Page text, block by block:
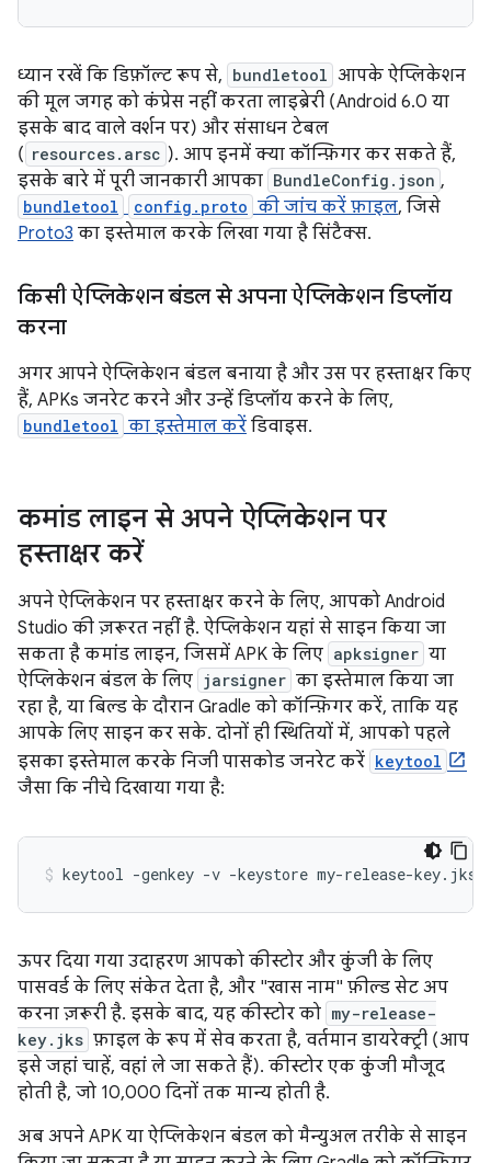
ध्यान रखें कि डिफ़ॉल्ट रूप से, bundletool आपके ऐप्लिकेशन
की मूल जगह को कंप्रेस नहीं करता लाइब्रेरी (Android 6.0 या
इसके बाद वाले वर्शन पर) और संसाधन टेबल
( resources.arsc ). आप इनमें क्या कॉन्फ़िगर कर सकते हैं,
इसके बारे में पूरी जानकारी आपका BundleConfig.json ,
bundletool config.proto की जांच करें फ़ाइल, जिसे
Proto3 का इस्तेमाल करके लिखा गया है सिंटैक्स.
किसी ऐप्लिकेशन बंडल से अपना ऐप्लिकेशन डिप्लॉय
करना
अगर आपने ऐप्लिकेशन बंडल बनाया है और उस पर हस्ताक्षर किए
हैं, APKs जनरेट करने और उन्हें डिप्लॉय करने के लिए,
bundletool का इस्तेमाल करें डिवाइस.
कमांड लाइन से अपने ऐप्लिकेशन पर
हस्ताक्षर करें
अपने ऐप्लिकेशन पर हस्ताक्षर करने के लिए, आपको Android
Studio की ज़रूरत नहीं है. ऐप्लिकेशन यहां से साइन किया जा
सकता है कमांड लाइन, जिसमें APK के लिए apksigner या
ऐप्लिकेशन बंडल के लिए jarsigner का इस्तेमाल किया जा
रहा है, या बिल्ड के दौरान Gradle को कॉन्फ़िगर करें, ताकि यह
आपके लिए साइन कर सके. दोनों ही स्थितियों में, आपको पहले
इसका इस्तेमाल करके निजी पासकोड जनरेट करें keytool
जैसा कि नीचे दिखाया गया है:
ऊपर दिया गया उदाहरण आपको कीस्टोर और कुंजी के लिए
पासवर्ड के लिए संकेत देता है, और "खास नाम" फ़ील्ड सेट अप
करना ज़रूरी है. इसके बाद, यह कीस्टोर को my-release-
key.jks फ़ाइल के रूप में सेव करता है, वर्तमान डायरेक्ट्री (आप
इसे जहां चाहें, वहां ले जा सकते हैं). कीस्टोर एक कुंजी मौजूद
होती है, जो 10,000 दिनों तक मान्य होती है.
अब अपने APK या ऐप्लिकेशन बंडल को मैन्युअल तरीके से साइन